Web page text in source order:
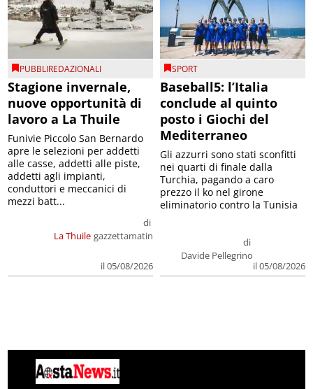
PUBBLIREDAZIONALI
Stagione invernale,
nuove opportunità di
lavoro a La Thuile
La Thuile
di
gazzettamatin
il 05/08/2026
Funivie Piccolo San Bernardo
apre le selezioni per addetti
alle casse, addetti alle piste,
addetti agli impianti,
conduttori e meccanici di
mezzi batt...
SPORT
Baseball5: l’Italia
conclude al quinto
posto i Giochi del
Mediterraneo
di
Davide Pellegrino
il 05/08/2026
Gli azzurri sono stati sconfitti
nei quarti di finale dalla
Turchia, pagando a caro
prezzo il ko nel girone
eliminatorio contro la Tunisia